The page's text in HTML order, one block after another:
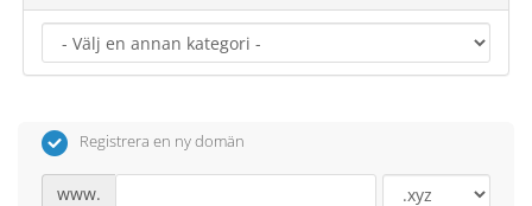
Registrera en ny domän
www.